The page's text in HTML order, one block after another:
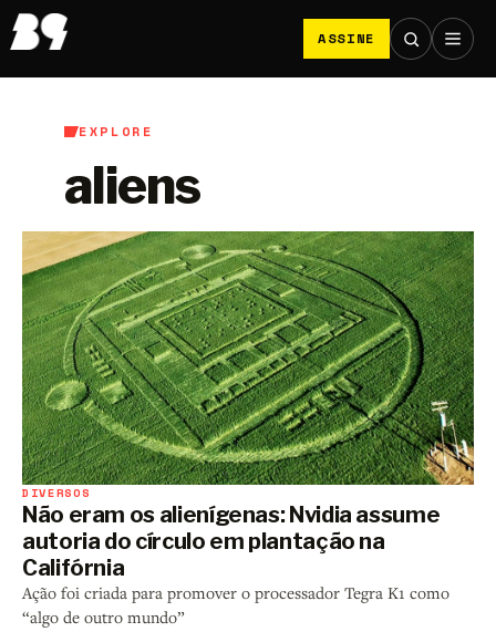
ASSINE
EXPLORE
aliens
DIVERSOS
Não eram os alienígenas: Nvidia assume
autoria do círculo em plantação na
Califórnia
Ação foi criada para promover o processador Tegra K1 como
“algo de outro mundo”